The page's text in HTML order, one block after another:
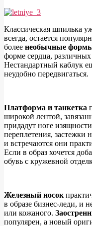
Классическая шпилька
всегда, остается
более необычные
форме сердца,
Нестандартный каблук
неудобно передвигаться.
Платформа и танкетка
широкой лентой,
придадут ноге
переплетения, застежки
и встречаются они
Если в образ хочется
обувь с кружевной
Железный носок
в образе бизнес-леди, и
или кожаного.
популярен, а новый